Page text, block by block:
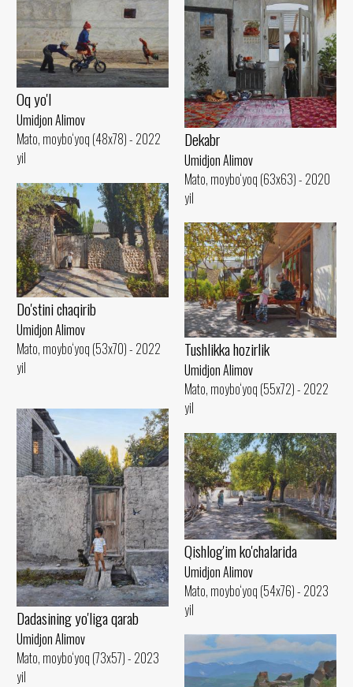
Dekabr
Umidjon Alimov
Mato, moybo‘yoq (63x63) - 2020
yil
Oq yo'l
Umidjon Alimov
Mato, moybo‘yoq (48x78) - 2022
yil
Do'stini chaqirib
Umidjon Alimov
Mato, moybo‘yoq (53x70) - 2022
yil
Tushlikka hozirlik
Umidjon Alimov
Mato, moybo‘yoq (55x72) - 2022
yil
Dadasining yo'liga qarab
Umidjon Alimov
Mato, moybo‘yoq (73x57) - 2023
yil
Qishlog'im ko'chalarida
Umidjon Alimov
Mato, moybo‘yoq (54x76) - 2023
yil